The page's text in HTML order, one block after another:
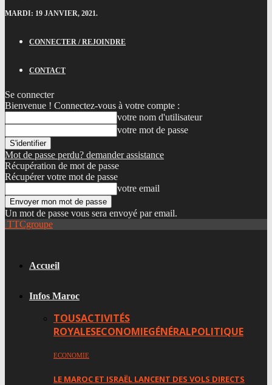
MARDI: 19 JANVIER, 2021.
CONNECTER / REJOINDRE
CONTACT
Se connecter
Bienvenue ! Connectez-vous à votre compte :
votre nom d'utilisateur
votre mot de passe
Mot de passe perdu? demander assistance
Récupération de mot de passe
Récupérer votre mot de passe
votre email
Un mot de passe vous sera envoyé par email.
TTCgroupe
Accueil
Infos Maroc
TOUSACTIVITÉS
ROYALESECONOMIEGÉNÉRALPOLITIQUE
ECONOMIE
LE MAROC ET ISRAËL LANCENT DES VOLS DIRECTS